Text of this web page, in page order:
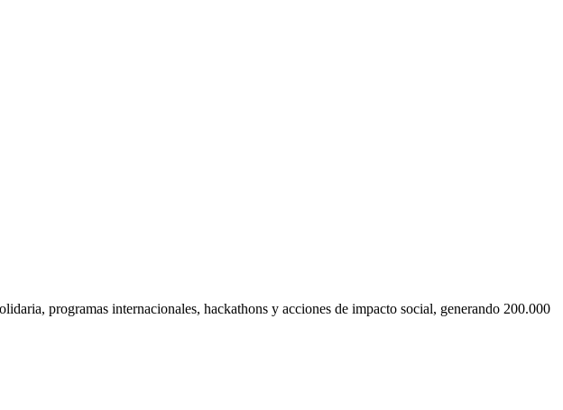
programas internacionales, hackathons y acciones de impacto social, generando 200.000